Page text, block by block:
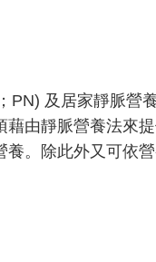
PN) 及居家靜脈營
由靜脈營養法來
。除此外又可依